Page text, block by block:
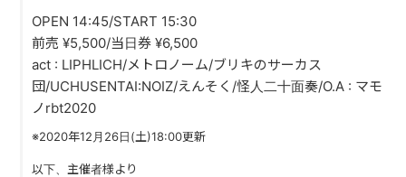
VIDEO
DISCOGRAPHY
BLOG
OPEN 14:45/START 15:30
前売 ¥5,500/当日券 ¥6,500
act : LIPHLICH/メトロノーム/ブリキのサーカス
団/UCHUSENTAI:NOIZ/えんそく/怪人二十面奏/O.A : マモ
ノrbt2020
※2020年12月26日(土)18:00更新
以下、主催者様より